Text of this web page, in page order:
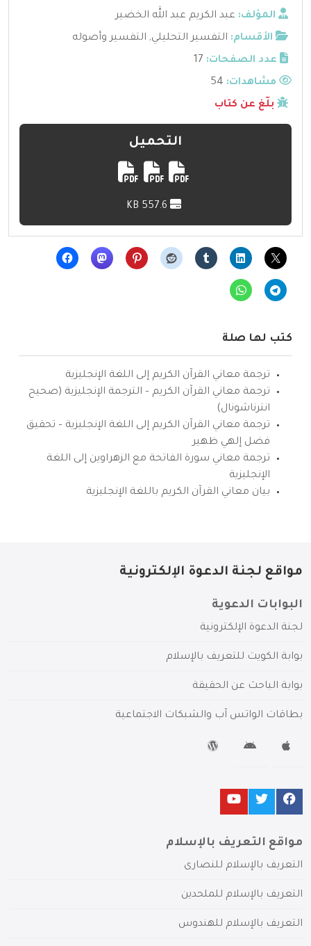
المؤلف: عبد الكريم عبد الله الخضير
الأقسام: التفسير التحليلي, التفسير وأصوله
عدد الصفحات: 17
مشاهدات:
بلّغ عن كتاب
التحميل
كتب لها صلة
ترجمة معاني القرآن الكريم إلى اللغة الإنجليزية
ترجمة معاني القرآن الكريم – الترجمة الإنجليزية (صحيح
انترناشونال)
ترجمة معاني القرآن الكريم إلى اللغة الإنجليزية – تحقيق
فضل إلهي ظهير
ترجمة معاني سورة الفاتحة مع الزهراوين إلى اللغة
الإنجليزية
بيان معاني القرآن الكريم باللغة الإنجليزية
مواقع لجنة الدعوة الإلكترونية
البوابات الدعوية
لجنة الدعوة الإلكترونية
بوابة الكويت للتعريف بالإسلام
بوابة الباحث عن الحقيقة
بطاقات الواتس آب والشبكات الاجتماعية
مواقع التعريف بالإسلام
التعريف بالإسلام للنصارى
التعريف بالإسلام للملحدين
التعريف بالإسلام للهندوس